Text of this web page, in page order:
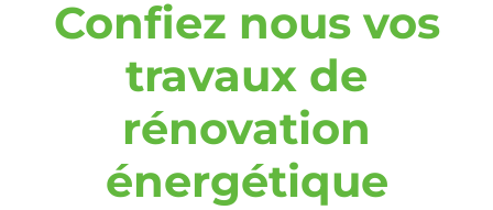
Confiez nous vos
travaux de
rénovation
énergétique